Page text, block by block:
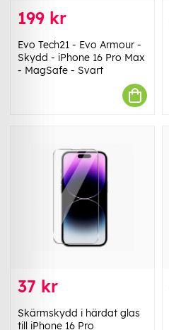
199 kr
Evo Tech21 - Evo Armour -
Skydd - iPhone 16 Pro Max
- MagSafe - Svart
37 kr
Skärmskydd i härdat glas
till iPhone 16 Pro